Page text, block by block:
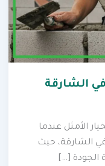
الشارقة
الأمثل عندما
الشارقة، حيث
الجودة […]